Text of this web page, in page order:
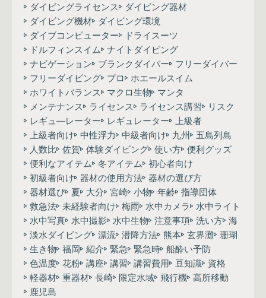
ダイビングライセンス
ダイビング器材
ダイビング機材
ダイビング環境
ダイブコンピューター
ドライスーツ
ドルフィンスイム
ナイトダイビング
ナビゲーション
ブランクダイバー
フリーダイバー
フリーダイビング プロ
ホエールスイム
ホワイトバランス
マクロ生物
マンタ
メンテナンス
ライセンス ライセンス講習
リスク
レギュ―レーター
レギュレーター
上級者
上級者向け 中性浮力 中級者向け 九州
五島列島
人数比 佐賀 体験ダイビング 使い方 便利グッズ
便利なアイテム
冬アイテム
初心者向け
初級者向け 器材の使用方法 器材の選び方
器材選び 夏 大分 宮崎 小物 年齢 指導団体
救急法 未経験者向け 梅雨 水中カメラ
水中ライト
水中写真 水中撮影 水中生物 注意事項 洗い方 海
淡水ダイビング 漂流 潜降方法 熊本 玄界灘 珊瑚
生き物 福岡 紹介 緊急 緊急時 船酔い予防
色温度 花粉 講座 講習 講習費用 豆知識 資格
軽器材 重器材 長崎 限定水域 飛行機 高所移動
鹿児島